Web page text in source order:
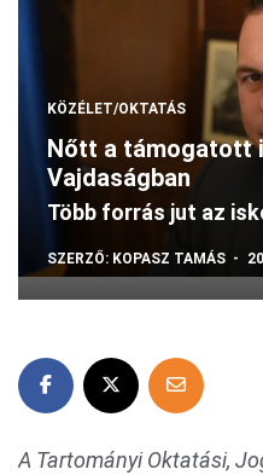
KÖZÉLET/OKTATÁS
Nőtt a támogatott
Vajdaságban
Több forrás jut az
SZERZŐ: KOPASZ TAMÁS
A Tartományi Oktatási,